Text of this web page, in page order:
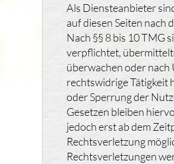
Als Diensteanbieter
auf diesen Seiten nach
Nach §§ 8 bis 10 TMG
verpflichtet,
überwachen oder nach
rechtswidrige Tätigkeit
oder Sperrung der
Gesetzen bleiben
jedoch erst ab dem
Rechtsverletzung
Rechtsverletzungen